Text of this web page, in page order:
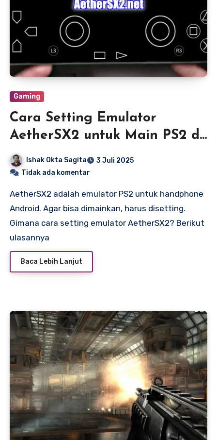
Gaming
Cara Setting Emulator
AetherSX2 untuk Main PS2 di
Android
Ishak Okta Sagita
3 Juli 2025
Tidak ada komentar
AetherSX2 adalah emulator PS2 untuk handphone
Android. Agar bisa dimainkan, harus disetting.
Gimana cara setting emulator AetherSX2? Berikut
ulasannya
Baca Lebih Lanjut